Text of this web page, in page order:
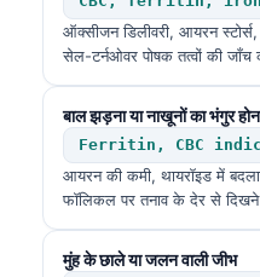
ऑक्सीजन डिलीवरी, आयरन
सेल-टर्नओवर पोषक तत्वों की जाँच
बाल झड़ना या नाखूनों का भंगुर
Ferritin, CBC
आयरन की कमी, थायरॉइड में
फॉलिकल पर तनाव के देर से
मुंह के छाले या जलन वाली जीभ
Suomi
Hrvatski
Slovenčina
كوردی‎
پښتو
سنڌي
සිංහල